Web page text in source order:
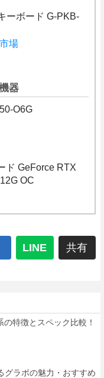
ーボード G-PKB-
場
器
O6G
ド GeForce RTX
OC
LINE 共有
特徴とスペック比較！
グラボの魅力・おすすめ